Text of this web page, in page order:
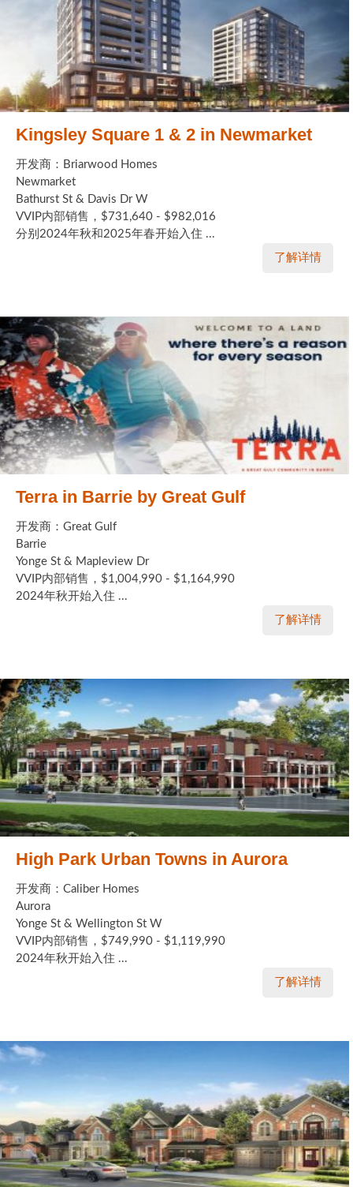
Kingsley Square 1 & 2 in Newmarket
开发商：Briarwood Homes
Newmarket
Bathurst St & Davis Dr W
VVIP内部销售，$731,640 - $982,016
分别2024年秋和2025年春开始入住 ...
了解详情
Terra in Barrie by Great Gulf
开发商：Great Gulf
Barrie
Yonge St & Mapleview Dr
VVIP内部销售，$1,004,990 - $1,164,990
2024年秋开始入住 ...
了解详情
High Park Urban Towns in Aurora
开发商：Caliber Homes
Aurora
Yonge St & Wellington St W
VVIP内部销售，$749,990 - $1,119,990
2024年秋开始入住 ...
了解详情